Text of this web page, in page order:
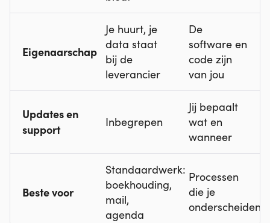
Eigenaarschap
Je huurt, je
data staat
bij de
leverancier
De
software en
code zijn
van jou
Updates en
support
Inbegrepen
Jij bepaalt
wat en
wanneer
Beste voor
Standaardwerk:
boekhouding,
mail,
agenda
Processen
die je
onderscheiden